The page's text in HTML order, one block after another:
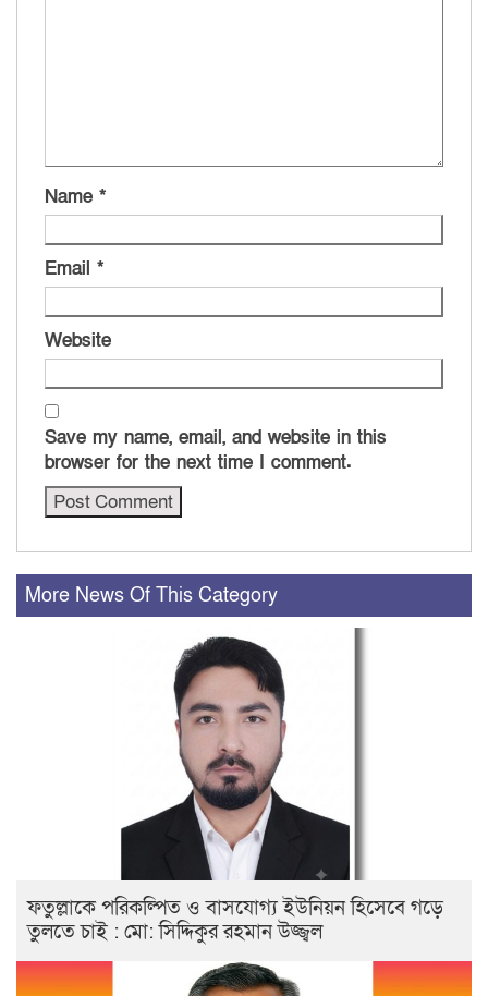
Name *
Email *
Website
Save my name, email, and website in this
browser for the next time I comment.
More News Of This Category
ফতুল্লাকে পরিকল্পিত ও বাসযোগ্য ইউনিয়ন হিসেবে গড়ে
তুলতে চাই : মো: সিদ্দিকুর রহমান উজ্জ্বল